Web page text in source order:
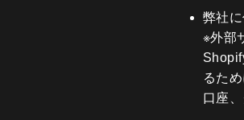
弊社
※外部
るた
口座